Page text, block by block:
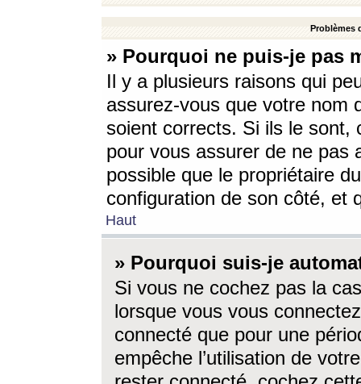
Problèmes
» Pourquoi ne puis-je pas
Il y a plusieurs raisons qui
assurez-vous que votre nom
soient corrects. Si ils le sont,
pour vous assurer de ne pas
possible que le propriétaire
configuration de son côté, et
Haut
» Pourquoi suis-je
Si vous ne cochez pas la
lorsque vous vous
connecté que pour une
empêche l’utilisation de